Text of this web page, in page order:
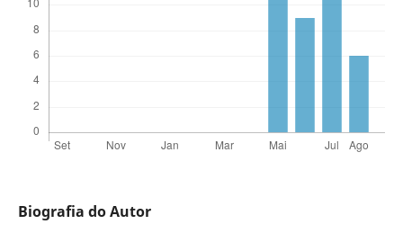
Biografia do Autor